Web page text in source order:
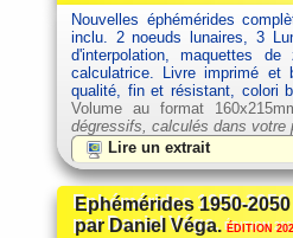
Nouvelles éphémérides
inclu. 2 noeuds lunaires, 3
d'interpolation, maquettes
calculatrice. Livre imprimé et
qualité, fin et résistant, colori
Volume au format
dégressifs, calculés dans votre
Lire un extrait
Ephémérides 1950-
par Daniel Véga.ÉDITION